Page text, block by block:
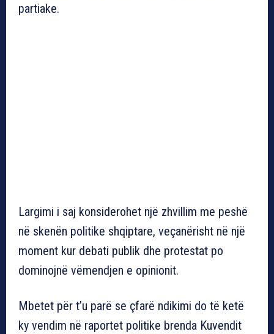
partiake.
Largimi i saj konsiderohet një zhvillim me peshë
në skenën politike shqiptare, veçanërisht në një
moment kur debati publik dhe protestat po
dominojnë vëmendjen e opinionit.
Mbetet për t’u parë se çfarë ndikimi do të ketë
ky vendim në raportet politike brenda Kuvendit